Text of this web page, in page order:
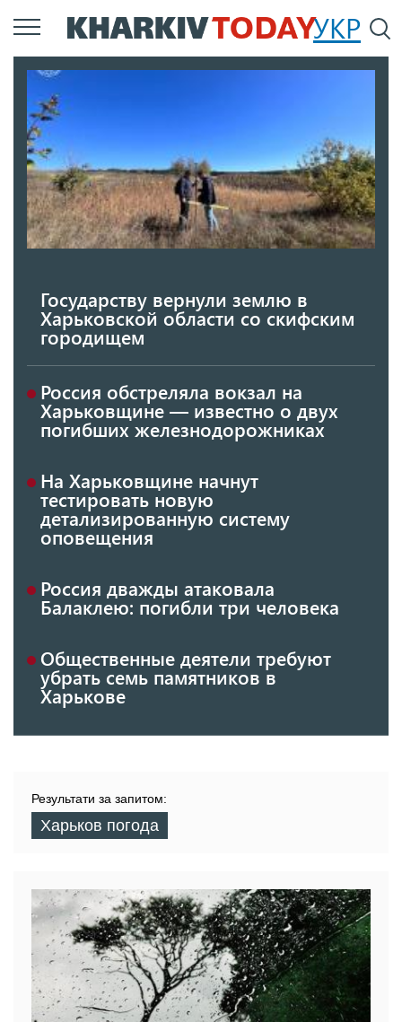
Перейти
к
УКР
Государству вернули землю в
Харьковской области со скифским
городищем
Россия обстреляла вокзал на
Харьковщине — известно о двух
погибших железнодорожниках
На Харьковщине начнут
тестировать новую
детализированную систему
оповещения
Россия дважды атаковала
Балаклею: погибли три человека
Общественные деятели требуют
убрать семь памятников в
Харькове
Результати за запитом:
Харьков погода